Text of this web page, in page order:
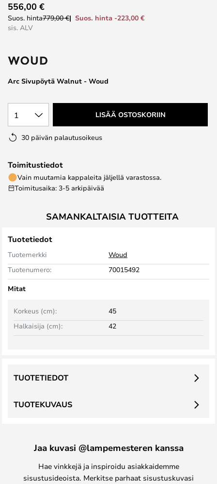
to
the
the
gallery
Arc Sivupöytä Walnut - Woud
556,00 €
Suos. hinta779,00 €
Suos. hinta -223,00 €
sis. ALV
1 LISÄÄ OSTOSKORIIN
30 päivän palautusoikeus
Toimitustiedot
Vain muutamia kappaleita jäljellä varastossa.
Toimitusaika: 3-5 arkipäivää
SAMANKALTAISIA TUOTTEITA
Tuotetiedot
Tuotemerkki
Woud
Tuotenumero:
70015492
Mitat
Korkeus (cm):
45
Halkaisija (cm):
42
TUOTEKUVAUS
TUOTETIEDOT
Jaa kuvasi @lampemesteren kanssa
Hae vinkkejä ja inspiroidu asiakkaidemme
sisustusideoista. Merkitse parhaat sisustuskuvasi